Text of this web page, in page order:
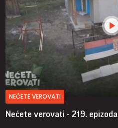
NEĆETE VEROVATI
Nećete verovati - 219. epizoda